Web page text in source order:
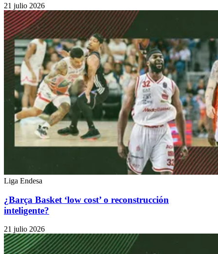
21 julio 2026
Liga Endesa
¿Barça Basket ‘low cost’ o reconstrucción
inteligente?
21 julio 2026